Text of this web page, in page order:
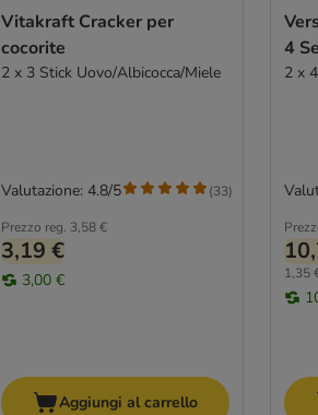
Vitakraft Cracker per
cocorite
2 x 3 Stick Uovo/Albicocca/Miele
Prezzo reg. 3,58 €
3,19 €
3,00 €
Valutazione: 4.8/5 (33)
Aggiungi al carrello
4
2 x
1,35